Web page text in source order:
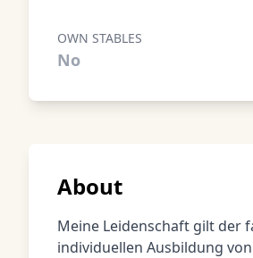
OWN STABLES
No
About
Meine Leidenschaft gilt der
individuellen Ausbildung